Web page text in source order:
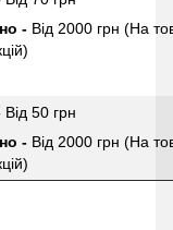
- Від 2000 грн (На
Від 50 грн
- Від 2000 грн (На